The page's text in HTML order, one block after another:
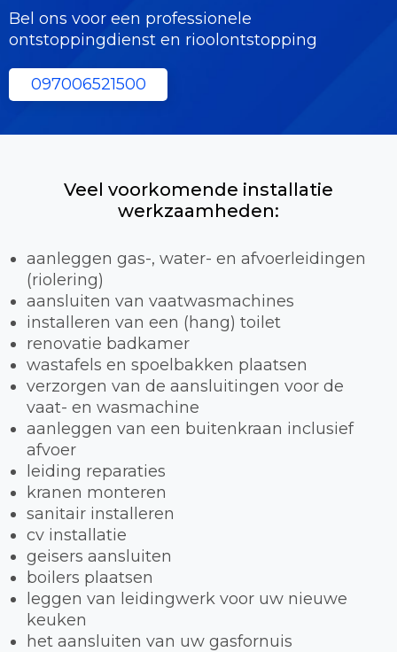
Bel ons voor een professionele
ontstoppingdienst en rioolontstopping
097006521500
Veel voorkomende installatie
werkzaamheden:
aanleggen gas-, water- en afvoerleidingen
(riolering)
aansluiten van vaatwasmachines
installeren van een (hang) toilet
renovatie badkamer
wastafels en spoelbakken plaatsen
verzorgen van de aansluitingen voor de
vaat- en wasmachine
aanleggen van een buitenkraan inclusief
afvoer
leiding reparaties
kranen monteren
sanitair installeren
cv installatie
geisers aansluiten
boilers plaatsen
leggen van leidingwerk voor uw nieuwe
keuken
het aansluiten van uw gasfornuis